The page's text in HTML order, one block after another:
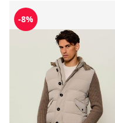
Kamizelka męska
-8%